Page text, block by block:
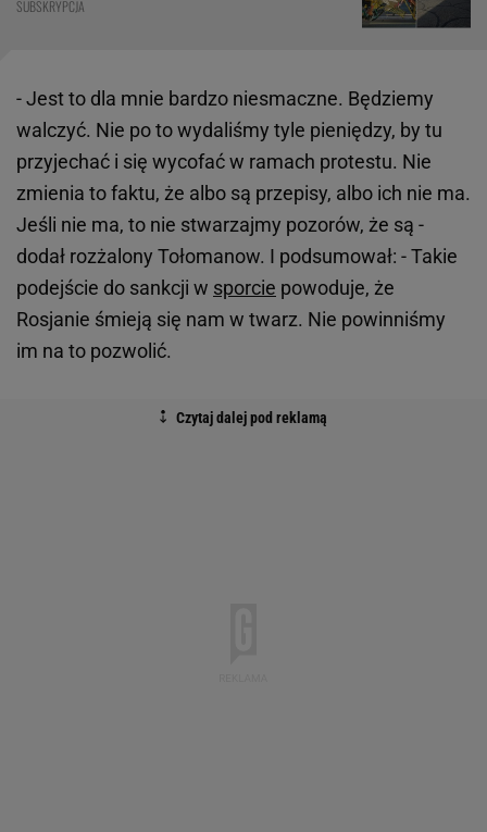
SUBSKRYPCJA
- Jest to dla mnie bardzo niesmaczne. Będziemy
walczyć. Nie po to wydaliśmy tyle pieniędzy, by tu
przyjechać i się wycofać w ramach protestu. Nie
zmienia to faktu, że albo są przepisy, albo ich nie ma.
Jeśli nie ma, to nie stwarzajmy pozorów, że są -
dodał rozżalony Tołomanow. I podsumował: - Takie
podejście do sankcji w sporcie powoduje, że
Rosjanie śmieją się nam w twarz. Nie powinniśmy
im na to pozwolić.